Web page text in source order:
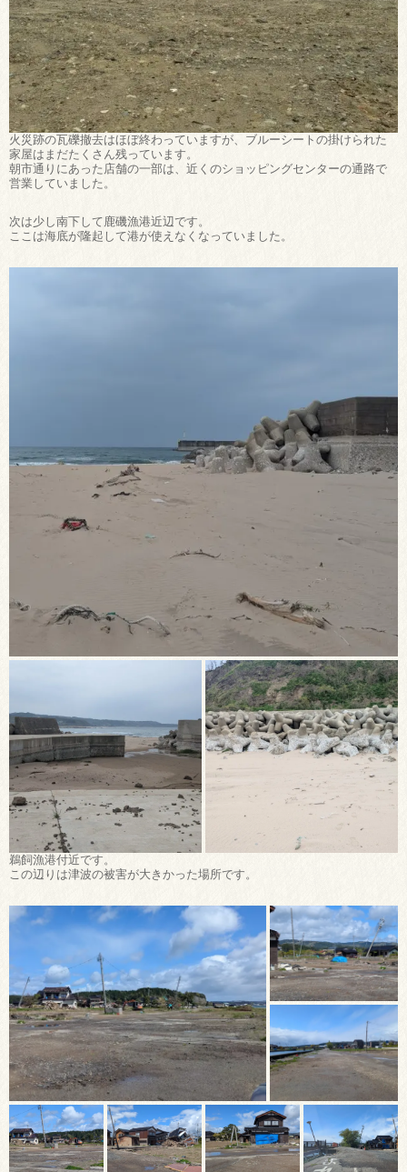
火災跡の瓦礫撤去はほぼ終わっていますが、ブルーシートの掛けられた
家屋はまだたくさん残っています。
朝市通りにあった店舗の一部は、近くのショッピングセンターの通路で
営業していました。
次は少し南下して鹿磯漁港近辺です。
ここは海底が隆起して港が使えなくなっていました。
鵜飼漁港付近です。
この辺りは津波の被害が大きかった場所です。